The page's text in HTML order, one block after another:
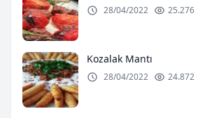
28/04/2022 25.276
Kozalak Mantı
28/04/2022 24.872